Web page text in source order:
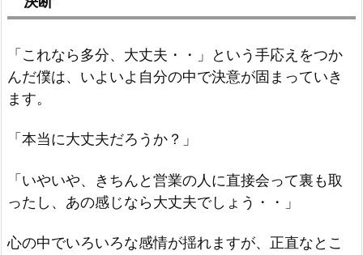
「これなら多分、大丈夫・・」という手応えをつか
んだ僕は、いよいよ自分の中で決意が固まっていき
ます。
「本当に大丈夫だろうか？」
「いやいや、きちんと営業の人に直接会って裏も取
ったし、あの感じなら大丈夫でしょう・・」
心の中でいろいろな感情が揺れますが、正直なとこ